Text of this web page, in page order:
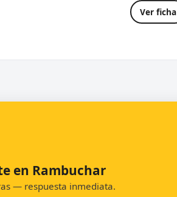
Ver ficha
en Rambuchar
— respuesta inmediata.